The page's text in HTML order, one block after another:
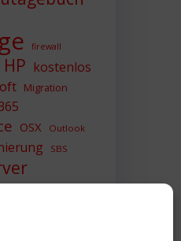
firewall
HP kostenlos
Migration
OSX Outlook
SBS
SIEM